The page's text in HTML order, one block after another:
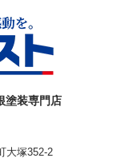
塗装専門店
大塚352-2